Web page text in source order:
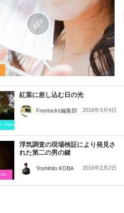
Natural）
紅葉に差し込む日の光
Frestocks編集部 2016年3月4日
）
浮気調査の現場検証により発見さ
れた第二の男の鍵
Yoshihito KOBA 2016年2月2日